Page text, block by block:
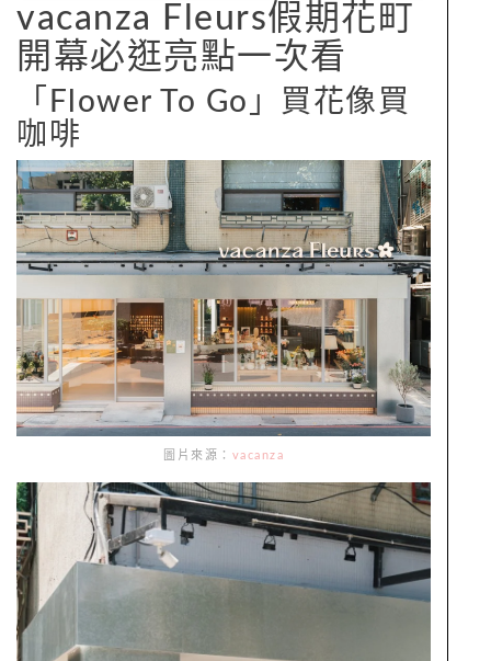
vacanza Fleurs假期花町
開幕必逛亮點一次看
「Flower To Go」買花像買
咖啡
圖片來源： vacanza